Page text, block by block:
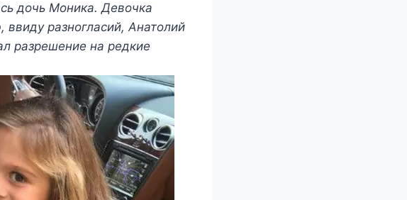
дочь Моника. Девочка
разногласий, Анатолий
разрешение на редкие